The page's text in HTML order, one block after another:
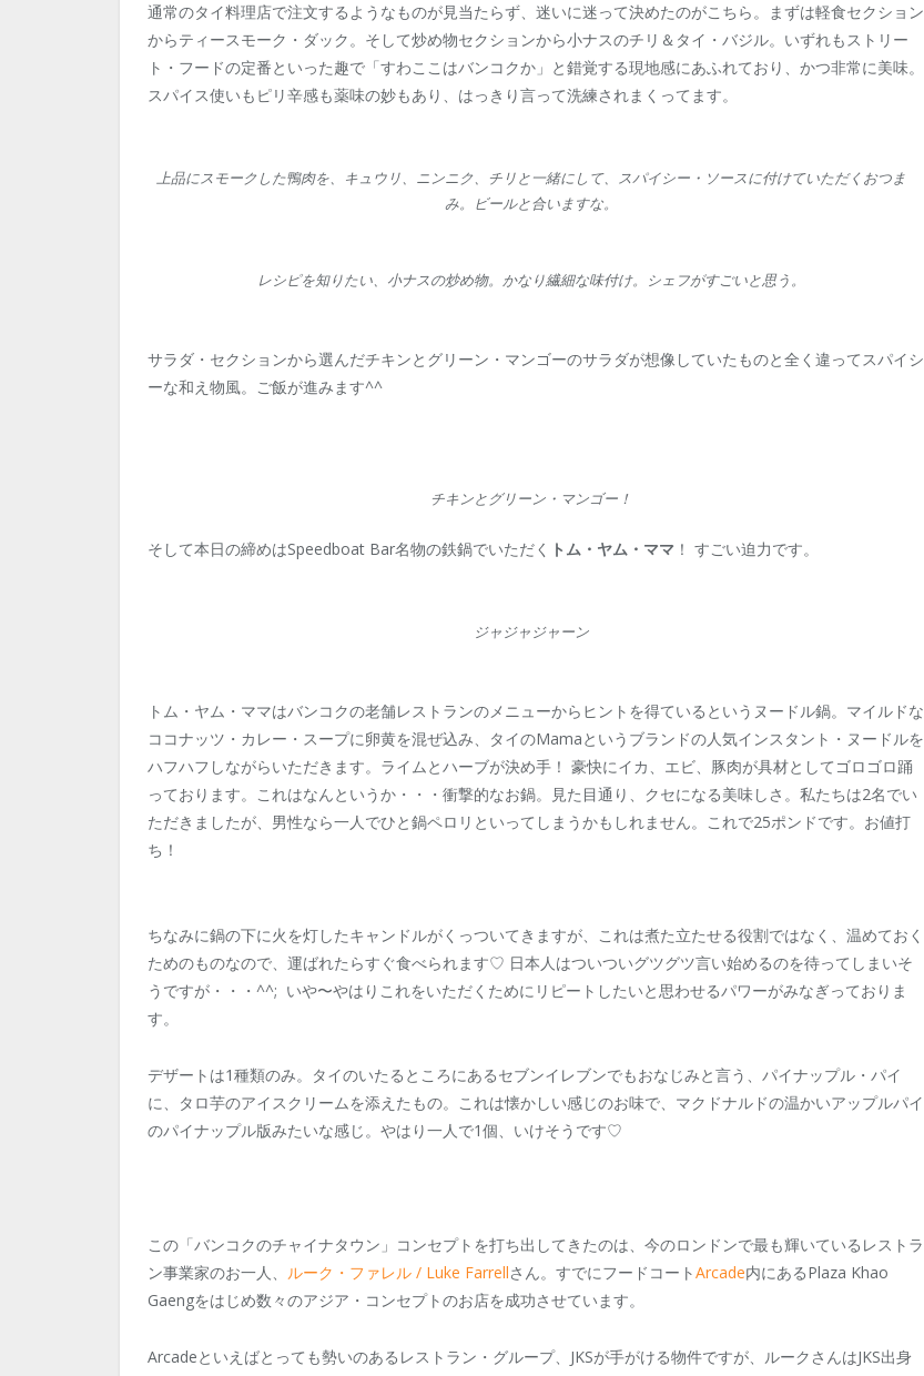
通常のタイ料理店で注文するようなものが見当たらず、迷いに迷って決めたのがこちら。まずは軽食セクション
からティースモーク・ダック。そして炒め物セクションから小ナスのチリ＆タイ・バジル。いずれもストリー
ト・フードの定番といった趣で「すわここはバンコクか」と錯覚する現地感にあふれており、かつ非常に美味。
スパイス使いもピリ辛感も薬味の妙もあり、はっきり言って洗練されまくってます。
上品にスモークした鴨肉を、キュウリ、ニンニク、チリと一緒にして、スパイシー・ソースに付けていただくおつま
み。ビールと合いますな。
レシピを知りたい、小ナスの炒め物。かなり繊細な味付け。シェフがすごいと思う。
サラダ・セクションから選んだチキンとグリーン・マンゴーのサラダが想像していたものと全く違ってスパイシ
ーな和え物風。ご飯が進みます^^
チキンとグリーン・マンゴー！
そして本日の締めはSpeedboat Bar名物の鉄鍋でいただく トム・ヤム・ママ ！ すごい迫力です。
ジャジャジャーン
トム・ヤム・ママはバンコクの老舗レストランのメニューからヒントを得ているというヌードル鍋。マイルドな
ココナッツ・カレー・スープに卵黄を混ぜ込み、タイのMamaというブランドの人気インスタント・ヌードルを
ハフハフしながらいただきます。ライムとハーブが決め手！ 豪快にイカ、エビ、豚肉が具材としてゴロゴロ踊
っております。これはなんというか・・・衝撃的なお鍋。見た目通り、クセになる美味しさ。私たちは2名でい
ただきましたが、男性なら一人でひと鍋ペロリといってしまうかもしれません。これで25ポンドです。お値打
ち！
ちなみに鍋の下に火を灯したキャンドルがくっついてきますが、これは煮た立たせる役割ではなく、温めておく
ためのものなので、運ばれたらすぐ食べられます♡ 日本人はついついグツグツ言い始めるのを待ってしまいそ
うですが・・・^^; いや〜やはりこれをいただくためにリピートしたいと思わせるパワーがみなぎっておりま
す。
デザートは1種類のみ。タイのいたるところにあるセブンイレブンでもおなじみと言う、パイナップル・パイ
に、タロ芋のアイスクリームを添えたもの。これは懐かしい感じのお味で、マクドナルドの温かいアップルパイ
のパイナップル版みたいな感じ。やはり一人で1個、いけそうです♡
この「バンコクのチャイナタウン」コンセプトを打ち出してきたのは、今のロンドンで最も輝いているレストラ
ン事業家のお一人、 ルーク・ファレル / Luke Farrellさん。すでにフードコートArcade内にあるPlaza Khao
Gaengをはじめ数々のアジア・コンセプトのお店を成功させています。
Arcadeといえばとっても勢いのあるレストラン・グループ、JKSが手がける物件ですが、ルークさんはJKS出身